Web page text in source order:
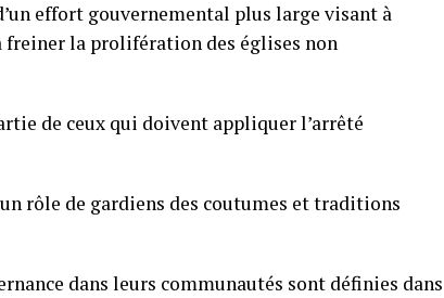
effort gouvernemental plus large visant à
la prolifération des églises non
de ceux qui doivent appliquer l’arrêté
rôle de gardiens des coutumes et traditions
dans leurs communautés sont définies dans